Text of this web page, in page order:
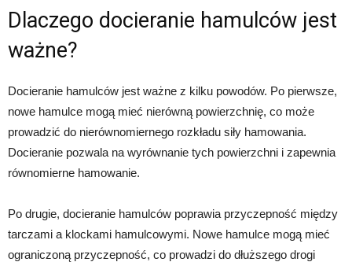
Dlaczego docieranie hamulców jest
ważne?
Docieranie hamulców jest ważne z kilku powodów. Po pierwsze,
nowe hamulce mogą mieć nierówną powierzchnię, co może
prowadzić do nierównomiernego rozkładu siły hamowania.
Docieranie pozwala na wyrównanie tych powierzchni i zapewnia
równomierne hamowanie.
Po drugie, docieranie hamulców poprawia przyczepność między
tarczami a klockami hamulcowymi. Nowe hamulce mogą mieć
ograniczoną przyczepność, co prowadzi do dłuższego drogi